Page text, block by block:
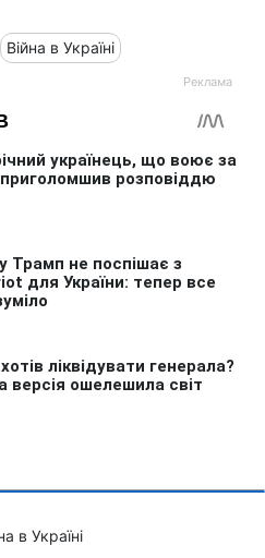
Війна в Україні
в Україні